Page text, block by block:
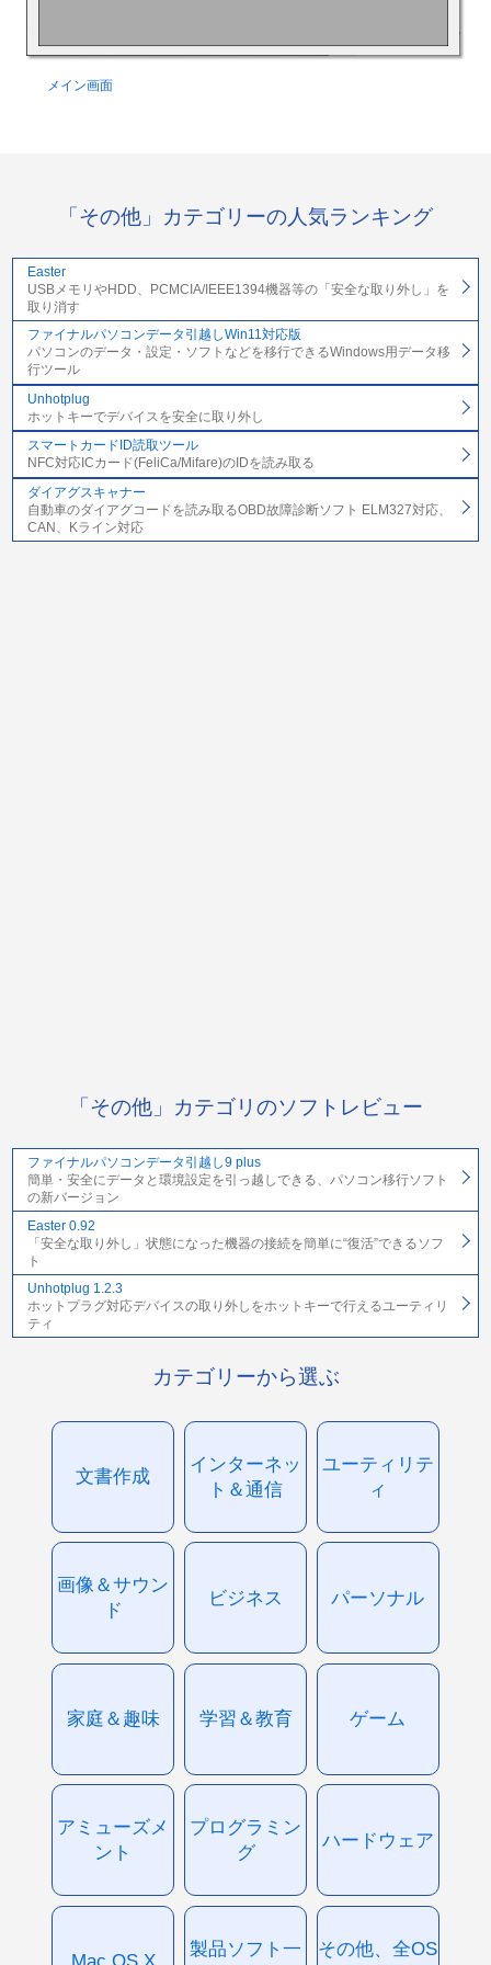
メイン画面
「その他」カテゴリーの人気ランキング
Easter
USBメモリやHDD、PCMCIA/IEEE1394機器等の「安全な取り外し」を
取り消す
ファイナルパソコンデータ引越しWin11対応版
パソコンのデータ・設定・ソフトなどを移行できるWindows用データ移
行ツール
Unhotplug
ホットキーでデバイスを安全に取り外し
スマートカードID読取ツール
NFC対応ICカード(FeliCa/Mifare)のIDを読み取る
ダイアグスキャナー
自動車のダイアグコードを読み取るOBD故障診断ソフト ELM327対応、
CAN、Kライン対応
「その他」カテゴリのソフトレビュー
ファイナルパソコンデータ引越し9 plus
簡単・安全にデータと環境設定を引っ越しできる、パソコン移行ソフト
の新バージョン
Easter 0.92
「安全な取り外し」状態になった機器の接続を簡単に“復活”できるソフ
ト
Unhotplug 1.2.3
ホットプラグ対応デバイスの取り外しをホットキーで行えるユーティリ
ティ
カテゴリーから選ぶ
文書作成
インターネッ
ト＆通信
ユーティリテ
ィ
画像＆サウン
ド
ビジネス パーソナル
家庭＆趣味 学習＆教育 ゲーム
アミューズメ
ント
プログラミン
グ
ハードウェア
製品ソフト一
その他、全OS